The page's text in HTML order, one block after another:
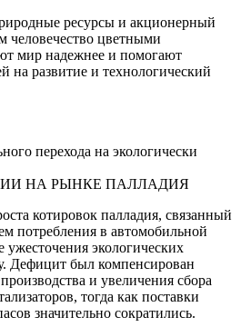
ресурсы и акционерный
человечество цветными
мир надежнее и помогают
на развитие и технологический
перехода на экологически
НА РЫНКЕ ПАЛЛАДИЯ
котировок палладия, связанный
потребления в автомобильной
экологических
Дефицит был компенсирован
и увеличения сбора
тогда как поставки
значительно сократились.